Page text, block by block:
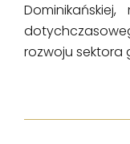
rozwoju sektora